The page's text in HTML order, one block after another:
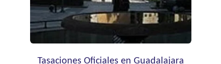
Tasaciones Oficiales en Guadalajara